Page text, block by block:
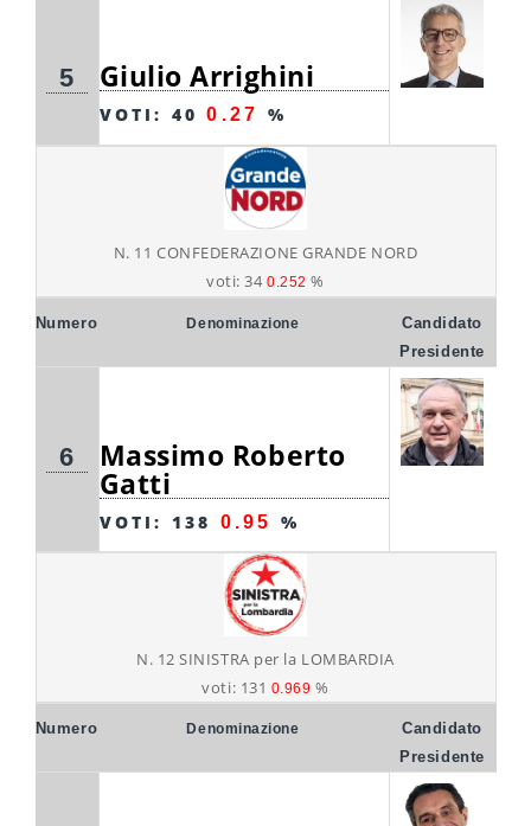
5 Giulio Arrighini
VOTI: 400.27 %
N. 11 CONFEDERAZIONE GRANDE NORD
voti: 340.252%
Numero Denominazione
Candidato
Presidente
6 Massimo Roberto
Gatti
VOTI: 138 0.95 %
N. 12 SINISTRA per la LOMBARDIA
voti: 131 0.969%
Numero Denominazione
Candidato
Presidente